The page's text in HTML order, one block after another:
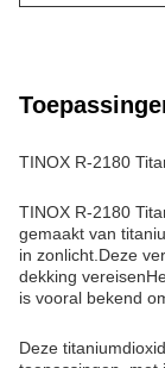
TINOX R-2180
TINOX R-2180
gemaakt van
in zonlicht.Deze
dekking
is vooral bekend
Deze